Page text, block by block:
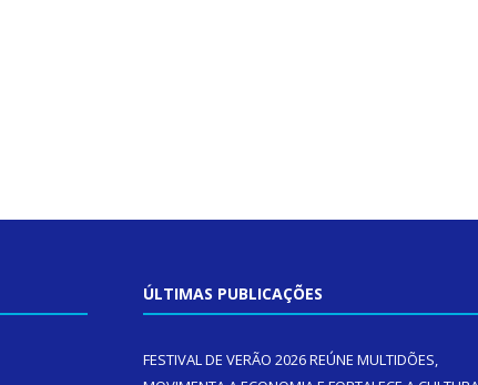
ÚLTIMAS PUBLICAÇÕES
FESTIVAL DE VERÃO 2026 REÚNE MULTIDÕES,